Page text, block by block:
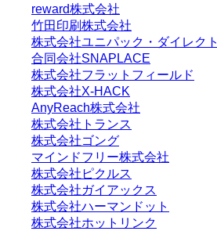
reward株式会社
竹田印刷株式会社
株式会社ユニパック・ダイレクト
合同会社SNAPLACE
株式会社フラットフィールド
株式会社X-HACK
AnyReach株式会社
株式会社トランス
株式会社ゴング
マインドフリー株式会社
株式会社ピクルス
株式会社ガイアックス
株式会社ハーマンドット
株式会社ホットリンク